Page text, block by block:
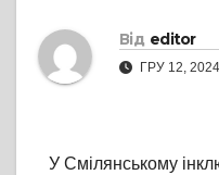
Від editor
ГРУ 12, 2024
У Смілянському